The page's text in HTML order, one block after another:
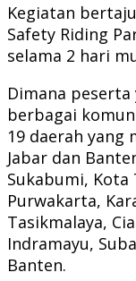
Kegiatan
Safety Riding
selama 2 hari
Dimana
berbagai
19 daerah yang
Jabar dan
Sukabumi, Kota
Purwakarta,
Tasikmalaya,
Indramayu,
Banten.